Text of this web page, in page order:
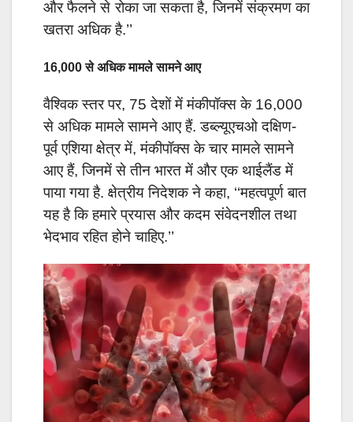
और फैलने से रोका जा सकता है, जिनमें संक्रमण का
खतरा अधिक है.’’
16,000 से अधिक मामले सामने आए
वैश्विक स्तर पर, 75 देशों में मंकीपॉक्स के 16,000
से अधिक मामले सामने आए हैं. डब्ल्यूएचओ दक्षिण-
पूर्व एशिया क्षेत्र में, मंकीपॉक्स के चार मामले सामने
आए हैं, जिनमें से तीन भारत में और एक थाईलैंड में
पाया गया है. क्षेत्रीय निदेशक ने कहा, ‘‘महत्वपूर्ण बात
यह है कि हमारे प्रयास और कदम संवेदनशील तथा
भेदभाव रहित होने चाहिए.’’